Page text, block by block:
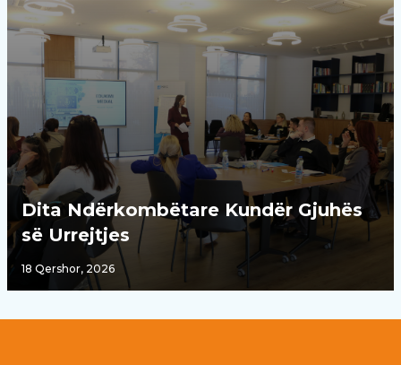
Dita Ndërkombëtare Kundër Gjuhës
së Urrejtjes
18 Qershor, 2026